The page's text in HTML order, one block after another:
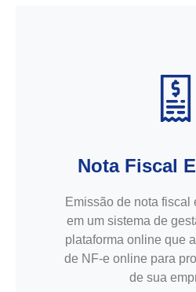
Nota Fiscal
Emissão de nota fiscal
em um sistema de
plataforma online que
de NF-e online para
de sua